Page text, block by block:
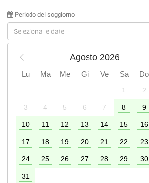
Periodo del soggiorno
Agosto 2026
Lu Ma Me Gi Ve Sa Do
1 2
3 4 5 6 7 8 9
10 11 12 13 14 15 16
17 18 19 20 21 22 23
24 25 26 27 28 29 30
31